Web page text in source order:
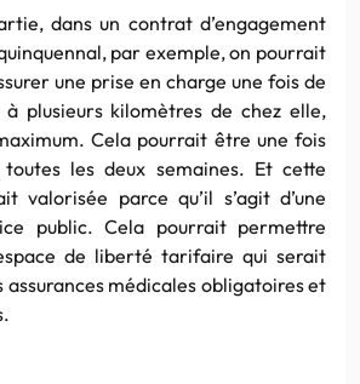
dans un contrat d’engagement
par exemple, on pourrait
une prise en charge une fois de
plusieurs kilomètres de chez elle,
Cela pourrait être une fois
les deux semaines. Et cette
valorisée parce qu’il s’agit d’une
public. Cela pourrait permettre
de liberté tarifaire qui serait
assurances médicales obligatoires et